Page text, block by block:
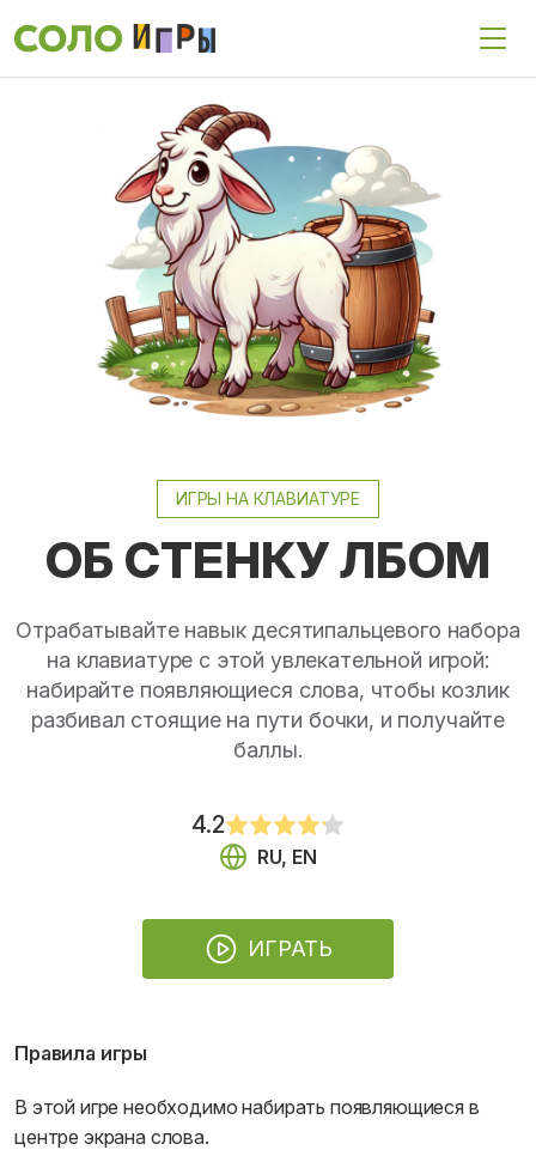
ИГРЫ НА КЛАВИАТУРЕ
ОБ СТЕНКУ ЛБОМ
Отрабатывайте навык десятипальцевого набора
на клавиатуре с этой увлекательной игрой:
набирайте появляющиеся слова, чтобы козлик
разбивал стоящие на пути бочки, и получайте
баллы.
4.2
RU, EN
ИГРАТЬ
Правила игры
В этой игре необходимо набирать появляющиеся в
центре экрана слова.